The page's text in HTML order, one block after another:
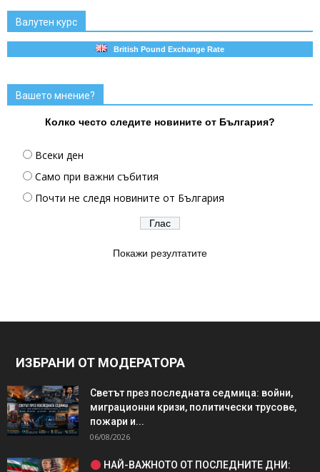
Валутен курс
British Pound Exchange Rate
Вашето мнение?
Колко често следите новините от България?
Всеки ден
Само при важни събития
Почти не следя новините от България
Покажи резултатите
ИЗБРАНИ ОТ МОДЕРАТОРА
Светът през последната седмица: войни,
миграционни кризи, политически трусове,
пожари и...
06/08/2026
НАЙ-ВАЖНОТО ОТ ПОСЛЕДНИТЕ ДНИ: